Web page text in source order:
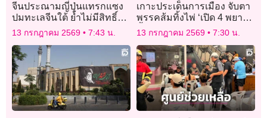
จีนประณามญี่ปุ่นแทรกแซง
ปมทะเลจีนใต้ ย้ำไม่มีสิทธิ์
ก้าวก่ายอธิปไตย
13 กรกฎาคม 2569 7:43 น.
เกาะประเด็นการเมือง จับตา
พรรคส้มทิ้งไพ่ ‘เปิด 4 พยาน
ฮั้ว สว.’
13 กรกฎาคม 2569 7:30 น.